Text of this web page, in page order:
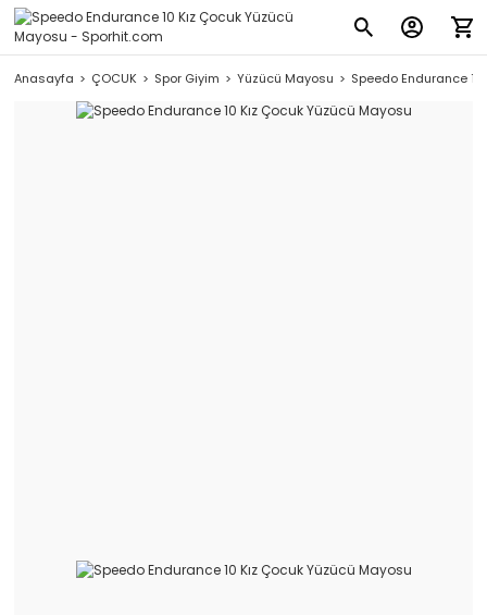
Anasayfa ÇOCUK Spor Giyim Yüzücü Mayosu Speedo Endurance